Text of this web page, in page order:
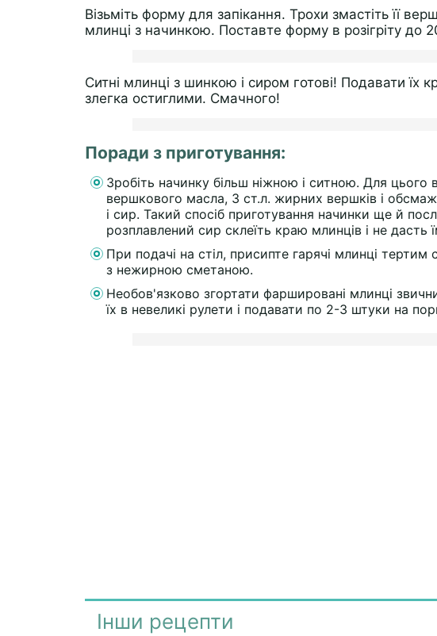
Візьміть форму для запікання. Трохи змастіть її
млинці з начинкою. Поставте форму в розігріту до
Ситні млинці з шинкою і сиром готові! Подавати їх
злегка остиглими. Смачного!
Поради з приготування:
Зробіть начинку більш ніжною і ситною. Для цього
вершкового масла, 3 ст.л. жирних вершків і
і сир. Такий спосіб приготування начинки ще й
розплавлений сир склеїть краю млинців і не дасть
При подачі на стіл, присипте гарячі млинці
з нежирною сметаною.
Необов'язково згортати фаршировані млинці
їх в невеликі рулети і подавати по 2-3 штуки на
Інши рецепти